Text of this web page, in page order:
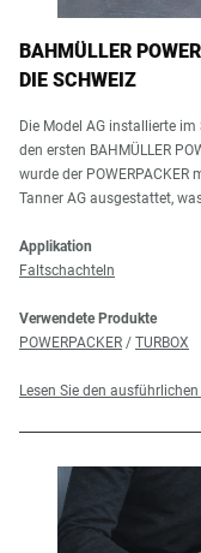
BAHMÜLLER
DIE SCHWEIZ
Die Model AG installierte
den ersten BAHMÜLLER
wurde der
Tanner AG ausgestattet,
Applikation
Faltschachteln
Verwendete Produkte
POWERPACKER / TURBOX
Lesen Sie den